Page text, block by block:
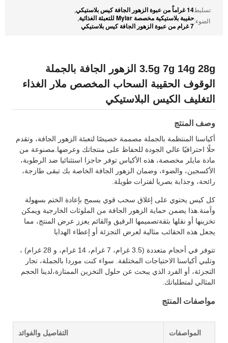
تسليط
الضوء:
14 غراماً من عبوة الزهور الجافة كيس بلاستيكي ,
حقيبة بلاستيكية مخصصة Mylar للتعبئة الغذائية ,
7 غرام من عبوة الزهور الجافة كيس بلاستيكي
3.5g 7g 14g 28g الزهور الجافة بالجملة
الوقوف الحقيبة السحاب المخصص ملار الغذاء
التغليف الكيس البلاستيكي
وصف المنتج
أكياسنا المنتظمة بالجملة مصممة خصيصًا لتعبئة الزهور الجافة، وتقدم
حلًا احترافيًا عالي الجودة للحفاظ على منتجاتك وعرضها.مصنوعة من
مادة مايلر مخصصة، هذه الأكياس توفر حاجزا استثنائيا ضد الرطوبة،
الأكسجين، والضوء، وضمان الزهور الجافة الخاصة بك تبقى طازجة،
رائحة، وجذابة بصريا لفترات طويلة.
كل كيس يحتوي على إغلاق سحب قوي يسمح بإعادة الختم بسهولة
وآمنة.هذا يضمن حماية الزهور الجافة من الملوثات الخارجية ويمكن
تخزينها أو نقلها بثقةتصميمها الرقيق والقائم يعزز عرض المنتج، مما
يجعل هذه الحقائب مثالية لعرض التجزئة أو إعطاء الهدايا
تتوفر في أحجام متعددة (3.5 غرام، 7 غرام، 14 غرام، و 28 غرام) ،
وتلبي أكياسنا الاحتياجات المختلفة. سواء كنت موردا بالجملة، تجار
التجزئة، أو الفرد الذي يبحث عن حلول التخزين الممتازة،لدينا الحجم
المثالي لمتطلباتك.
مواصفات المنتج
المواصفات التفاصيل والفوائد